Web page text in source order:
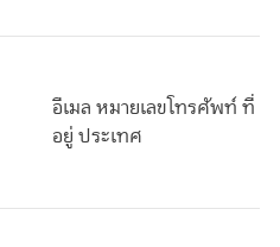
อีเมล หมายเลขโทรศัพท์ ที่
อยู่ ประเทศ